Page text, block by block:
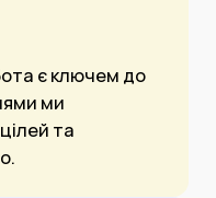
є ключем до
ми
та